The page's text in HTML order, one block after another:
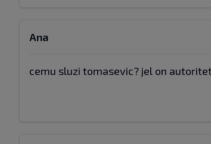
Ana
cemu sluzi tomasevic? jel on